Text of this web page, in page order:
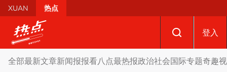
Skip to main content
XUAN 热点
登入
全部最新文章新闻报报看八点最热报政治社会国际专题奇趣